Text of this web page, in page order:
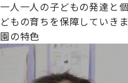
一人一人の子どもの発達と
どもの育ちを保障していきま
園の特色